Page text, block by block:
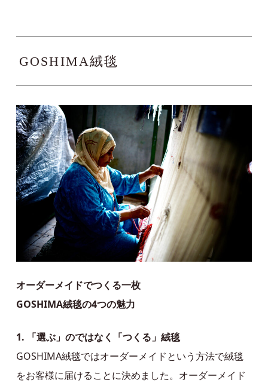
GOSHIMA絨毯
オーダーメイドでつくる一枚
GOSHIMA絨毯の4つの魅力
1. 「選ぶ」のではなく「つくる」絨毯
GOSHIMA絨毯ではオーダーメイドという方法で絨毯
をお客様に届けることに決めました。オーダーメイド